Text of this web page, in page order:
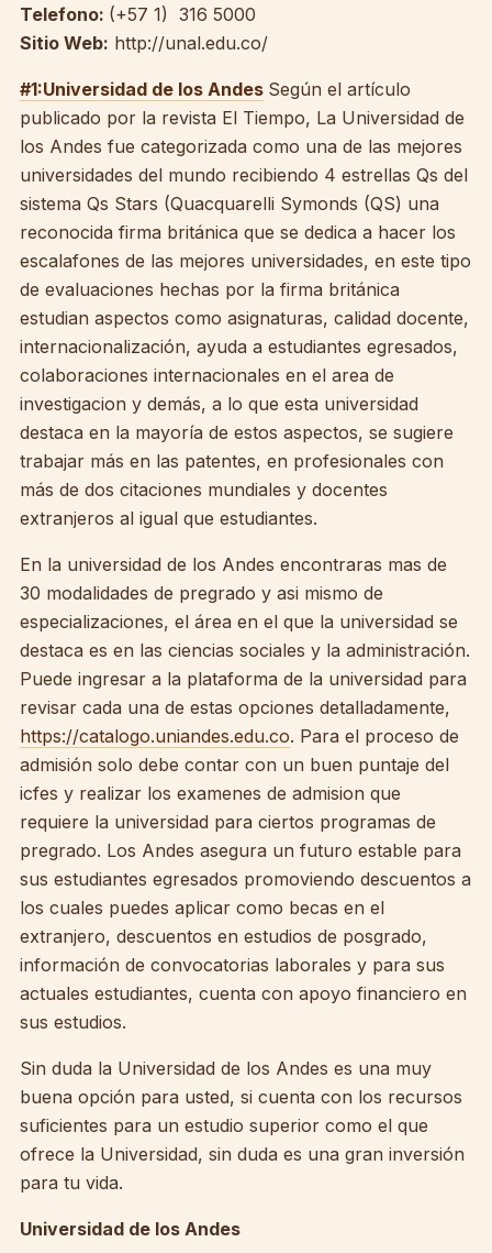
Telefono: (+57 1) 316 5000
Sitio Web: http://unal.edu.co/
#1:Universidad de los Andes Según el artículo
publicado por la revista El Tiempo, La Universidad de
los Andes fue categorizada como una de las mejores
universidades del mundo recibiendo 4 estrellas Qs del
sistema Qs Stars (Quacquarelli Symonds (QS) una
reconocida firma británica que se dedica a hacer los
escalafones de las mejores universidades, en este tipo
de evaluaciones hechas por la firma británica
estudian aspectos como asignaturas, calidad docente,
internacionalización, ayuda a estudiantes egresados,
colaboraciones internacionales en el area de
investigacion y demás, a lo que esta universidad
destaca en la mayoría de estos aspectos, se sugiere
trabajar más en las patentes, en profesionales con
más de dos citaciones mundiales y docentes
extranjeros al igual que estudiantes.
En la universidad de los Andes encontraras mas de
30 modalidades de pregrado y asi mismo de
especializaciones, el área en el que la universidad se
destaca es en las ciencias sociales y la administración.
Puede ingresar a la plataforma de la universidad para
revisar cada una de estas opciones detalladamente,
https://catalogo.uniandes.edu.co. Para el proceso de
admisión solo debe contar con un buen puntaje del
icfes y realizar los examenes de admision que
requiere la universidad para ciertos programas de
pregrado. Los Andes asegura un futuro estable para
sus estudiantes egresados promoviendo descuentos a
los cuales puedes aplicar como becas en el
extranjero, descuentos en estudios de posgrado,
información de convocatorias laborales y para sus
actuales estudiantes, cuenta con apoyo financiero en
sus estudios.
Sin duda la Universidad de los Andes es una muy
buena opción para usted, si cuenta con los recursos
suficientes para un estudio superior como el que
ofrece la Universidad, sin duda es una gran inversión
para tu vida.
Universidad de los Andes